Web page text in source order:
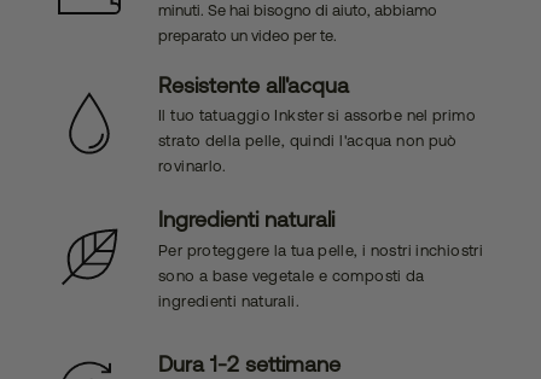
minuti. Se hai bisogno di aiuto, abbiamo
preparato un video per te.
Resistente all'acqua
Il tuo tatuaggio Inkster si assorbe nel primo
strato della pelle, quindi l'acqua non può
rovinarlo.
Ingredienti naturali
Per proteggere la tua pelle, i nostri inchiostri
sono a base vegetale e composti da
ingredienti naturali.
Dura 1-2 settimane